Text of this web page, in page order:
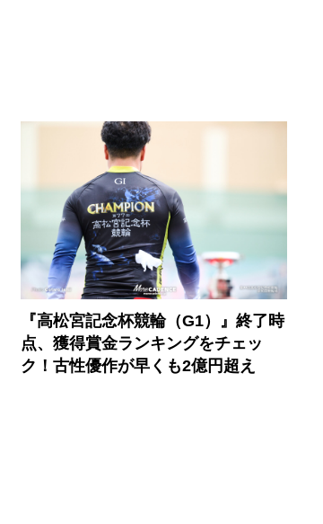
『高松宮記念杯競輪（G1）』終了時
点、獲得賞金ランキングをチェッ
ク！古性優作が早くも2億円超え